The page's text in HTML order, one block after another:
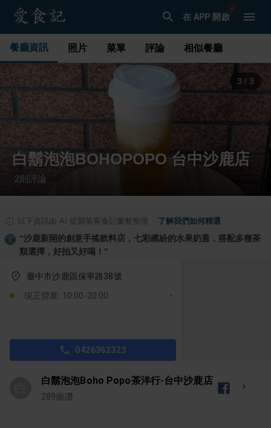
在 APP 開啟
餐廳資訊 照片 菜單 評論 相似餐廳
1 / 3
白鬍泡泡BOHOPOPO 台中沙鹿店
·2 則評論
以下資訊由 AI 從部落客食記彙整整理 了解我們如何精選
“沙鹿新開的創意手搖飲料店，七彩繽紛的水果奶蓋，搭配多種茶
類選擇，好拍又好喝！ ”
臺中市沙鹿區保寧路38號
現正營業: 10:00-20:00
0426362323
白鬍泡泡Boho Popo茶洋行-台中沙鹿店
289個讚